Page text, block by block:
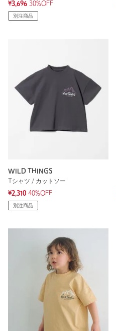
¥3,696 30%OFF
別注商品
WILD THINGS
Tシャツ / カットソー
¥2,310 40%OFF
別注商品